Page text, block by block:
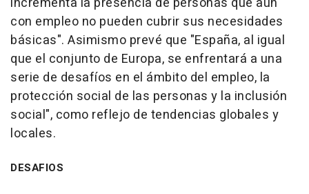
con empleo no pueden cubrir sus necesidades
básicas". Asimismo prevé que "España, al igual
que el conjunto de Europa, se enfrentará a una
serie de desafíos en el ámbito del empleo, la
protección social de las personas y la inclusión
social", como reflejo de tendencias globales y
locales.
DESAFIOS